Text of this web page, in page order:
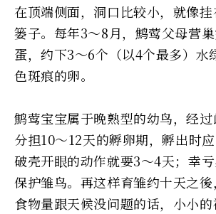
在顶端侧面，洞口比较小，就像
篓子。每年3～8月，鹪莺父母营
蛋，约下3～6个（以4个最多）水
色斑痕的卵。
鹪莺宝宝属于晚熟型的幼鸟，经
分担10～12天的孵卵期，孵出时应
破壳开眼的动作就要3～4天；幸
保护雏鸟。再这样育雏约十天之
食物量跟天候没问题的话，小小